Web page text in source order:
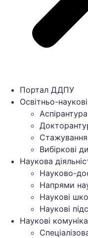
Портал ДДПУ
Освітньо-
Аспірантура
Стажування
Вибіркові
Наукова
Науково-
Напрями
Наукові
Наукові
Наукові